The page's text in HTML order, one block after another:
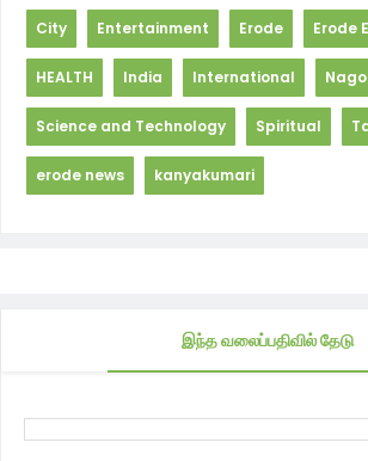
City Entertainment Erode Erode
HEALTH India International
Science and Technology Spiritual
erode news kanyakumari
இந்த வலைப்பதிவில் தேடு